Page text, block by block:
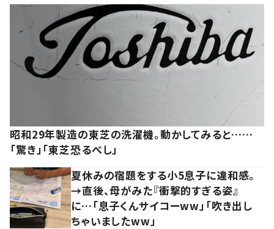
昭和29年製造の東芝の洗濯機。動かしてみると……
「驚き」「東芝恐るべし」
夏休みの宿題をする小5息子に違和感。
→直後、母がみた『衝撃的すぎる姿』
に…「息子くんサイコーww」「吹き出し
ちゃいましたww」